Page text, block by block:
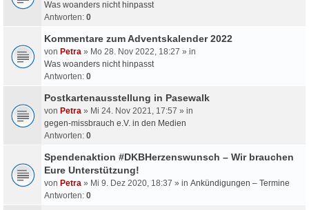
Was woanders nicht hinpasst
Antworten: 0
Kommentare zum Adventskalender 2022
von Petra » Mo 28. Nov 2022, 18:27 » in
Was woanders nicht hinpasst
Antworten: 0
Postkartenausstellung in Pasewalk
von Petra » Mi 24. Nov 2021, 17:57 » in
gegen-missbrauch e.V. in den Medien
Antworten: 0
Spendenaktion #DKBHerzenswunsch – Wir brauchen
Eure Unterstützung!
von Petra » Mi 9. Dez 2020, 18:37 » in Ankündigungen – Termine
Antworten: 0